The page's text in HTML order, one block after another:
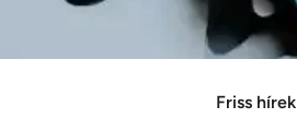
Friss hírek